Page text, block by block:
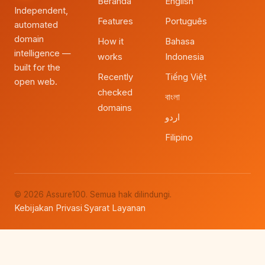
Independent,
automated
domain
intelligence —
built for the
open web.
Features
How it
works
Recently
checked
domains
Português
Bahasa
Indonesia
Tiếng Việt
বাংলা
اردو
Filipino
© 2026 Assure100. Semua hak dilindungi.
Kebijakan Privasi·Syarat Layanan